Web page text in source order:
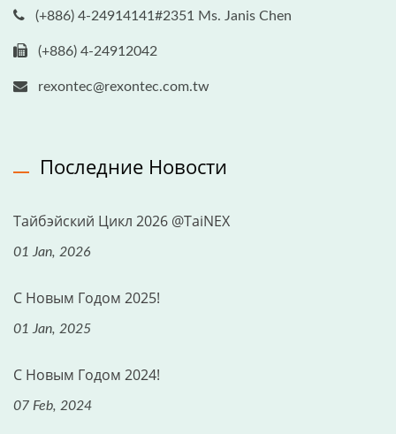
(+886) 4-24914141#2351 Ms. Janis Chen
(+886) 4-24912042
rexontec@rexontec.com.tw
Последние Новости
Тайбэйский Цикл 2026 @TaiNEX
01 Jan, 2026
С Новым Годом 2025!
01 Jan, 2025
С Новым Годом 2024!
07 Feb, 2024